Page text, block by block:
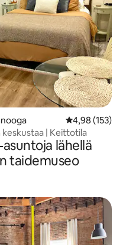
4,98 (153)
keskustaa | Keittotila
lähellä
taidemuseo